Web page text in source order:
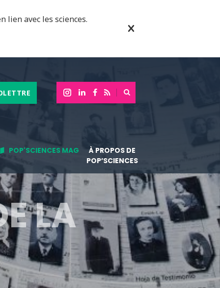
lien avec les sciences.
POP'SCIENCES MAG
À PROPOS DE
POP’SCIENCES
LA